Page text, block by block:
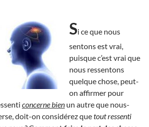
Si ce que nous
sentons est vrai,
puisque c’est vrai que
nous ressentons
quelque chose, peut-
on affirmer pour
concerne bien un autre que nous-
doit-on considérez quetout ressenti